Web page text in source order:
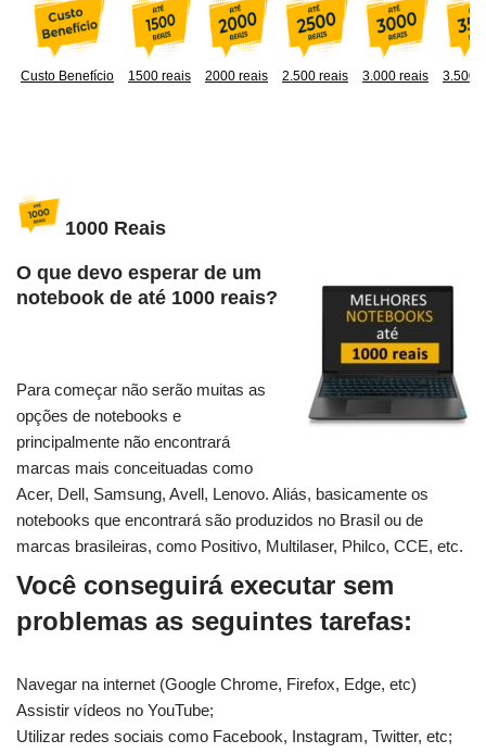
Custo Benefício 1500 reais 2000 reais 2.500 reais 3.000 reais 3.500
1000 Reais
O que devo esperar de um
notebook de até 1000 reais?
Para começar não serão muitas as
opções de notebooks e
principalmente não encontrará
marcas mais conceituadas como
Acer, Dell, Samsung, Avell, Lenovo. Aliás, basicamente os
notebooks que encontrará são produzidos no Brasil ou de
marcas brasileiras, como Positivo, Multilaser, Philco, CCE, etc.
Você conseguirá executar sem
problemas as seguintes tarefas:
Navegar na internet (Google Chrome, Firefox, Edge, etc)
Assistir vídeos no YouTube;
Utilizar redes sociais como Facebook, Instagram, Twitter, etc;